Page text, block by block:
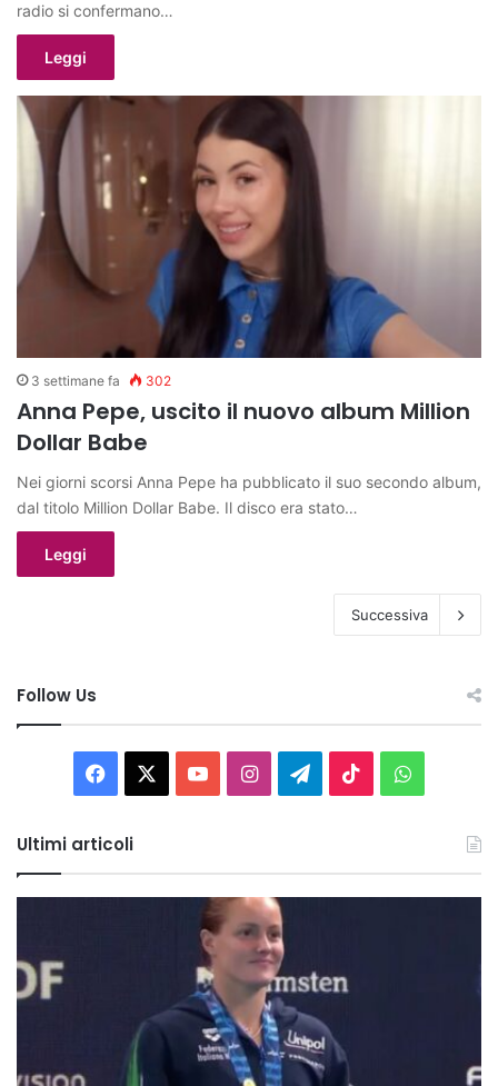
radio si confermano…
Leggi
3 settimane fa 302
Anna Pepe, uscito il nuovo album Million
Dollar Babe
Nei giorni scorsi Anna Pepe ha pubblicato il suo secondo album,
dal titolo Million Dollar Babe. Il disco era stato…
Leggi
Successiva
Follow Us
Facebook You InstagramTelegram
TikTok
Ultimi articoli